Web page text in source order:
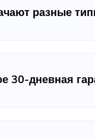
разные
30-дневная